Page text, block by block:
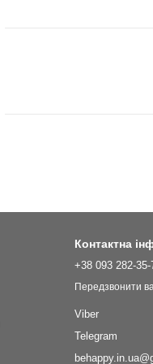
Контактна
+38 093 282-35-
Передзвонити
Viber
Telegram